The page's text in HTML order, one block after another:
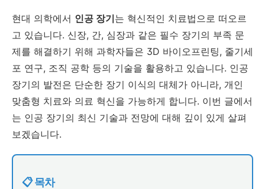
현대 의학에서 인공 장기는 혁신적인 치료법으로 떠오르
고 있습니다. 신장, 간, 심장과 같은 필수 장기의 부족 문
제를 해결하기 위해 과학자들은 3D 바이오프린팅, 줄기세
포 연구, 조직 공학 등의 기술을 활용하고 있습니다. 인공
장기의 발전은 단순한 장기 이식의 대체가 아니라, 개인
맞춤형 치료와 의료 혁신을 가능하게 합니다. 이번 글에서
는 인공 장기의 최신 기술과 전망에 대해 깊이 있게 살펴
보겠습니다.
📋 목차